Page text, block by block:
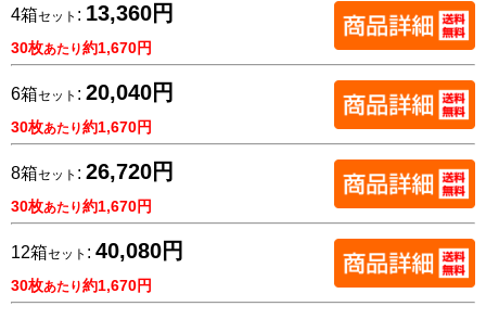
4箱セット : 13,360円
30枚あたり約1,670円
6箱セット : 20,040円
30枚あたり約1,670円
8箱セット : 26,720円
30枚あたり約1,670円
12箱セット : 40,080円
30枚あたり約1,670円